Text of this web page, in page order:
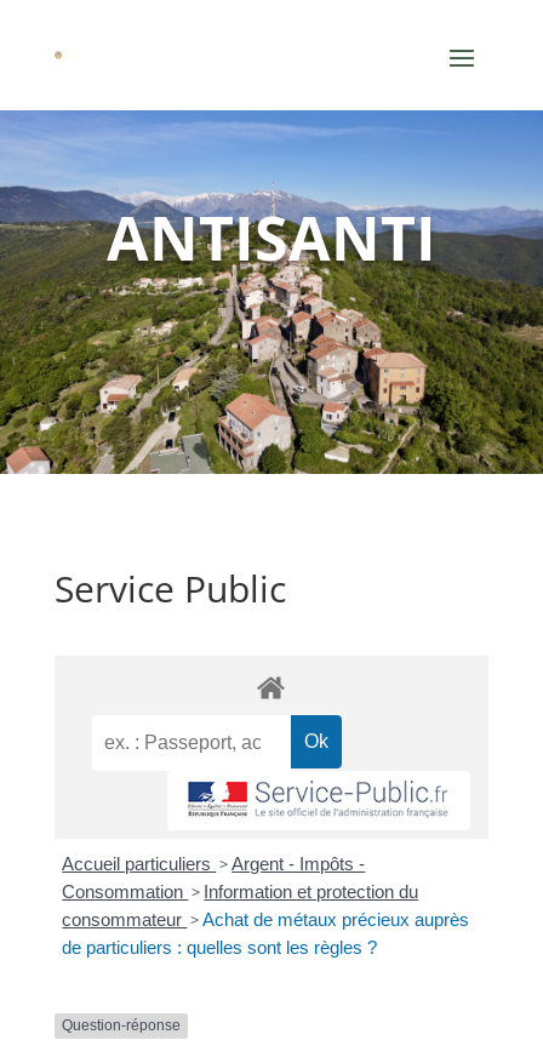
ANTISANTI
Service Public
Accueil particuliers >Argent - Impôts -
Consommation > Information et protection du
consommateur >Achat de métaux précieux auprès
de particuliers : quelles sont les règles ?
Question-réponse